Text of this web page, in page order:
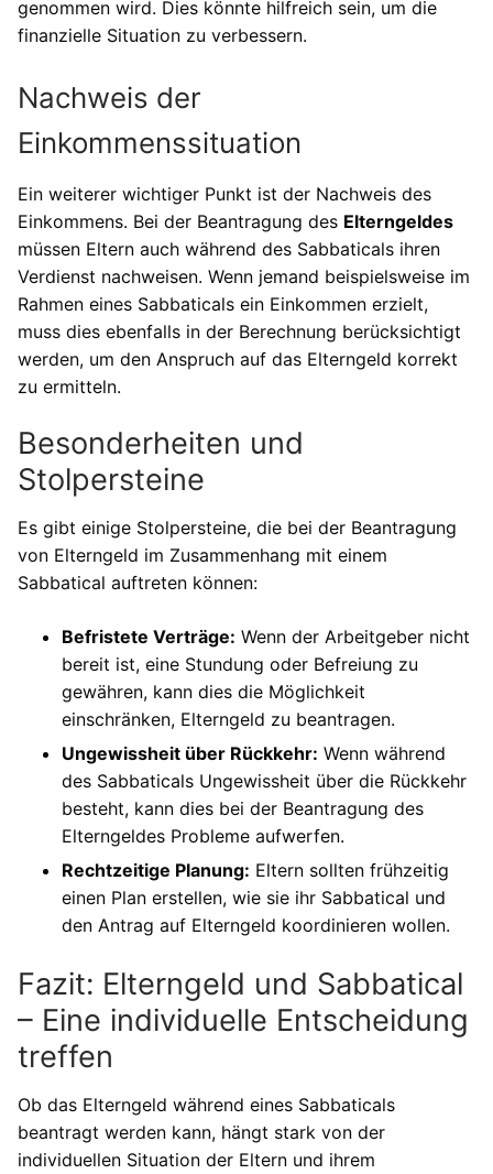
genommen wird. Dies könnte hilfreich sein, um die
finanzielle Situation zu verbessern.
Nachweis der
Einkommenssituation
Ein weiterer wichtiger Punkt ist der Nachweis des
Einkommens. Bei der Beantragung des Elterngeldes
müssen Eltern auch während des Sabbaticals ihren
Verdienst nachweisen. Wenn jemand beispielsweise im
Rahmen eines Sabbaticals ein Einkommen erzielt,
muss dies ebenfalls in der Berechnung berücksichtigt
werden, um den Anspruch auf das Elterngeld korrekt
zu ermitteln.
Besonderheiten und
Stolpersteine
Es gibt einige Stolpersteine, die bei der Beantragung
von Elterngeld im Zusammenhang mit einem
Sabbatical auftreten können:
Befristete Verträge: Wenn der Arbeitgeber nicht
bereit ist, eine Stundung oder Befreiung zu
gewähren, kann dies die Möglichkeit
einschränken, Elterngeld zu beantragen.
Ungewissheit über Rückkehr: Wenn während
des Sabbaticals Ungewissheit über die Rückkehr
besteht, kann dies bei der Beantragung des
Elterngeldes Probleme aufwerfen.
Rechtzeitige Planung: Eltern sollten frühzeitig
einen Plan erstellen, wie sie ihr Sabbatical und
den Antrag auf Elterngeld koordinieren wollen.
Fazit: Elterngeld und Sabbatical
– Eine individuelle Entscheidung
treffen
Ob das Elterngeld während eines Sabbaticals
beantragt werden kann, hängt stark von der
individuellen Situation der Eltern und ihrem